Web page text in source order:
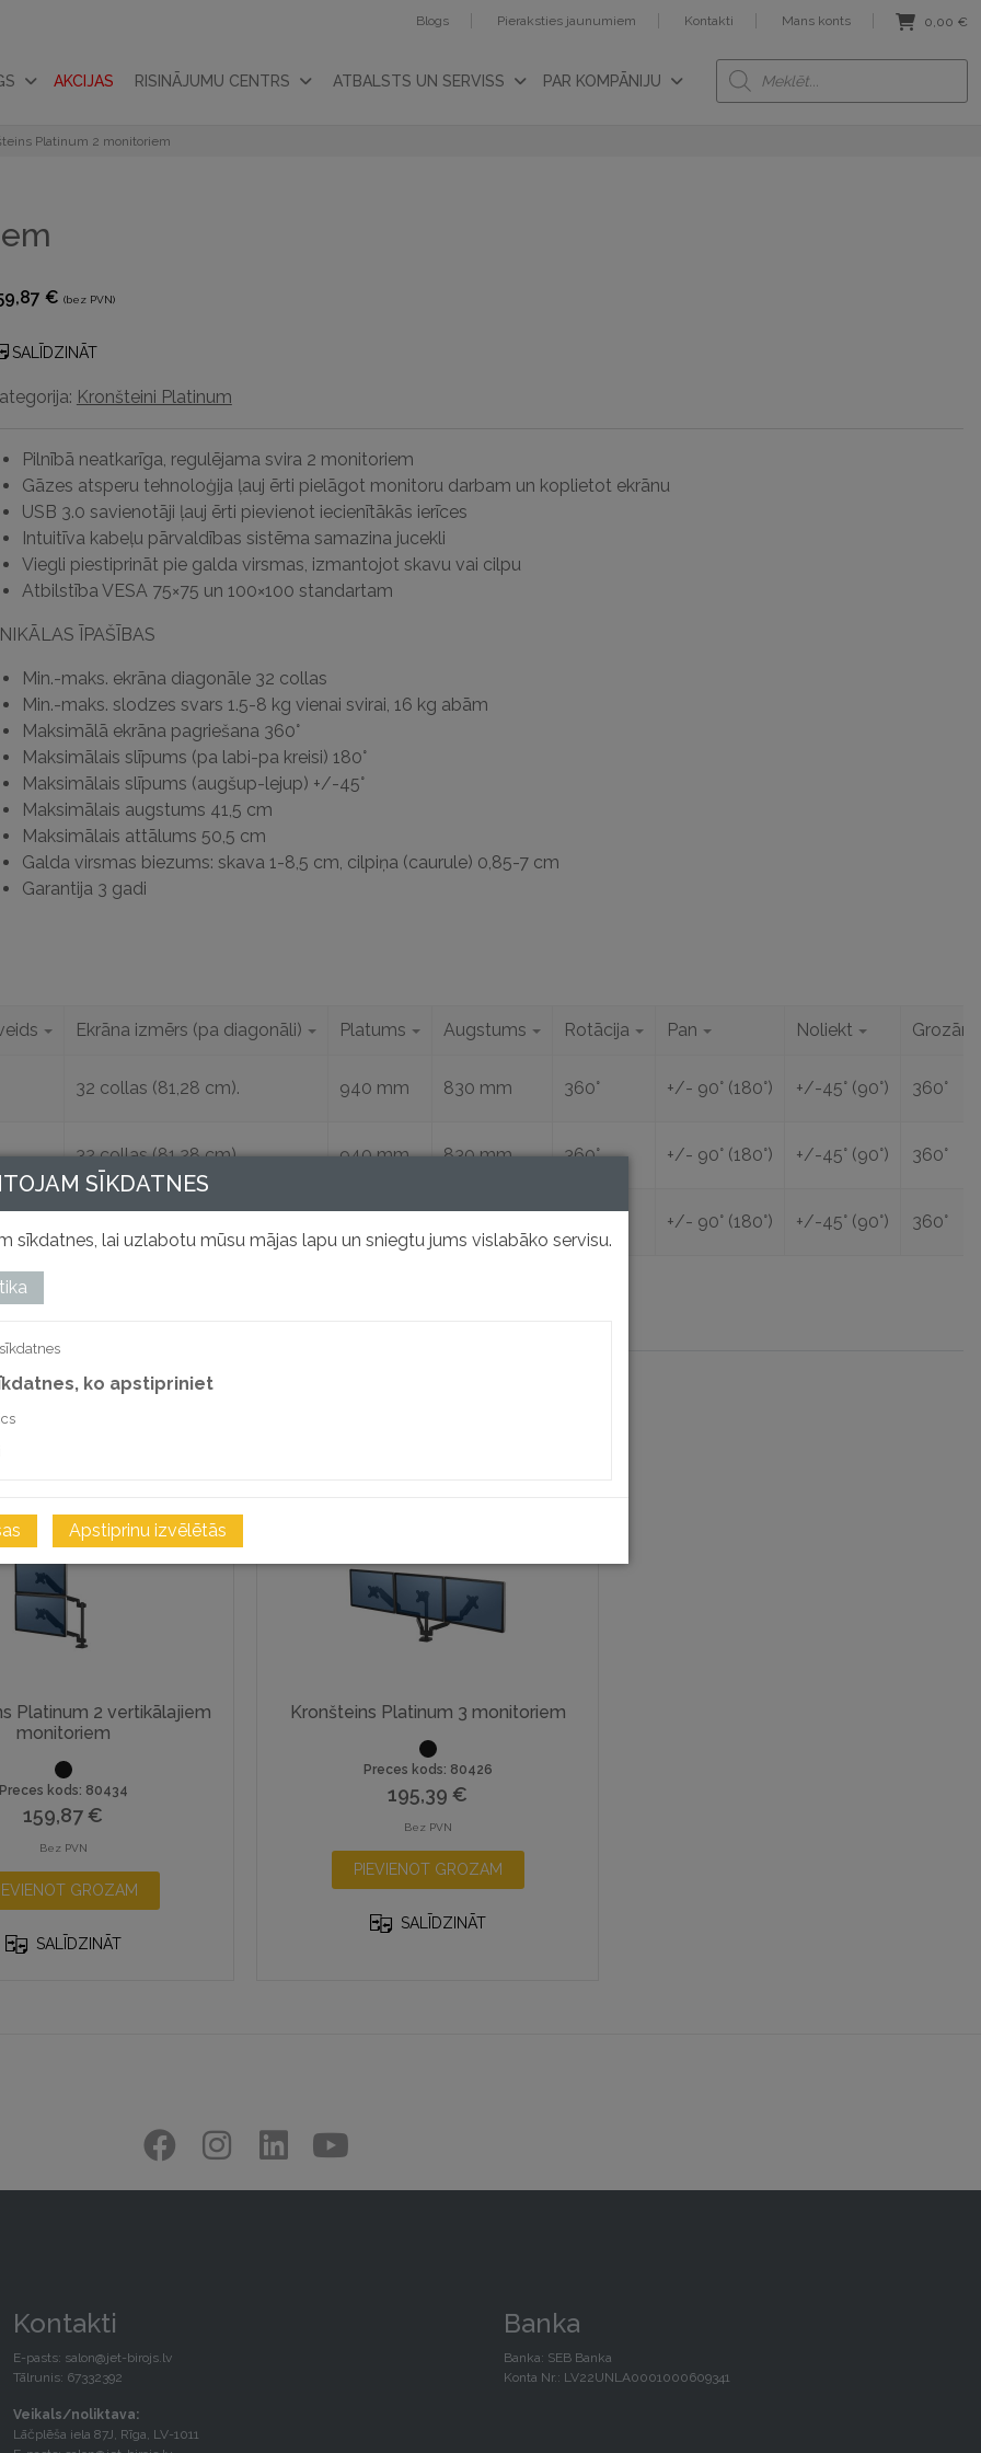
Blogs Pieraksties jaunumiem Kontakti Mans konts 0,00 €
AKCIJAS RISINĀJUMU CENTRS ATBALSTS UN SERVISS PAR KOMPĀNIJU
Products
search
Platinum 2 monitoriem
€ (bez PVN)
SALĪDZINĀT
Kronšteini Platinum
Pilnībā neatkarīga, regulējama svira 2 monitoriem
Gāzes atsperu tehnoloģija ļauj ērti pielāgot monitoru darbam un koplietot ekrānu
USB 3.0 savienotāji ļauj ērti pievienot iecienītākās ierīces
Intuitīva kabeļu pārvaldības sistēma samazina jucekli
Viegli piestiprināt pie galda virsmas, izmantojot skavu vai cilpu
Atbilstība VESA 75×75 un 100×100 standartam
ĪPAŠĪBAS
Min.-maks. ekrāna diagonāle 32 collas
Min.-maks. slodzes svars 1.5-8 kg vienai svirai, 16 kg abām
Maksimālā ekrāna pagriešana 360°
Maksimālais slīpums (pa labi-pa kreisi) 180°
Maksimālais slīpums (augšup-lejup) +/-45°
Maksimālais augstums 41,5 cm
Maksimālais attālums 50,5 cm
Galda virsmas biezums: skava 1-8,5 cm, cilpiņa (caurule) 0,85-7 cm
Garantija 3 gadi
Ekrāna izmērs (pa diagonāli) Platums Augstums Rotācija Pan Noliekt
32 collas (81,28 cm). 940 mm 830 mm 360° +/- 90° (180°) +/-45° (90°) 360°
32 collas (81,28 cm). 940 mm 830 mm 360° +/- 90° (180°) +/-45° (90°) 360°
+/- 90° (180°) +/-45° (90°) 360°
Platinum 2 vertikālajiem
monitoriem
Preces kods: 80434
159,87€
Bez PVN
GROZAM
SALĪDZINĀT
Kronšteins Platinum 3 monitoriem
Preces kods: 80426
195,39 €
Bez PVN
PIEVIENOT GROZAM
SALĪDZINĀT
Kontakti
E-pasts: salon@jet-birojs.lv
Tālrunis: 67332392
Veikals/noliktava:
Lāčplēša iela 87J, Rīga, LV-1011
Banka
Banka: SEB Banka
Konta Nr.: LV22UNLA0001000609341
SĪKDATNES
sīkdatnes, lai uzlabotu mūsu mājas lapu un sniegtu jums vislabāko servisu.
ko apstipriniet
Apstiprinu izvēlētās